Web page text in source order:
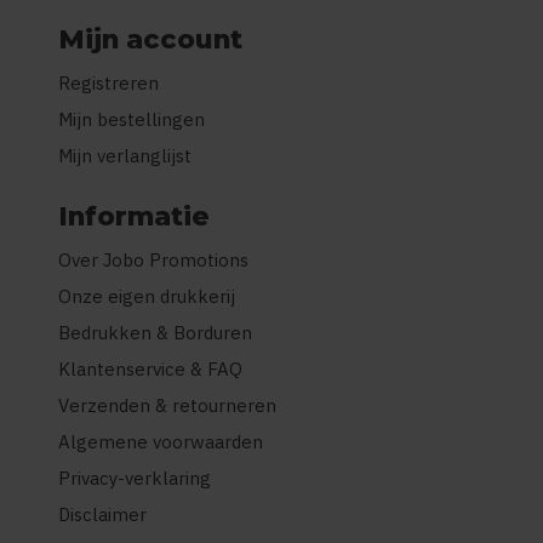
Mijn account
Registreren
Mijn bestellingen
Mijn verlanglijst
Informatie
Over Jobo Promotions
Onze eigen drukkerij
Bedrukken & Borduren
Klantenservice & FAQ
Verzenden & retourneren
Algemene voorwaarden
Privacy-verklaring
Disclaimer